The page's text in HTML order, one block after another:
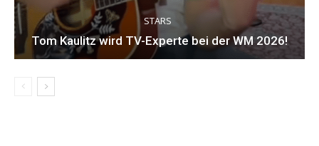
STARS
Tom Kaulitz wird TV-Experte bei der WM 2026!